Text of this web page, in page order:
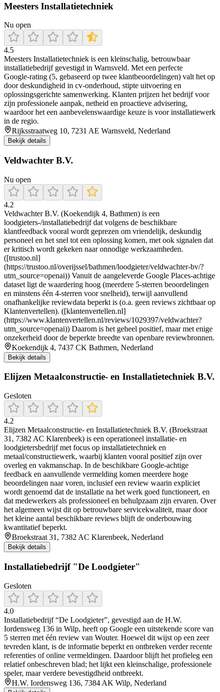
Meesters Installatietechniek
Nu open
4.5
Meesters Installatietechniek is een kleinschalig, betrouwbaar
installatiebedrijf gevestigd in Warnsveld. Met een perfecte
Google‑rating (5, gebaseerd op twee klantbeoordelingen) valt het op
door deskundigheid in cv‑onderhoud, stipte uitvoering en
oplossingsgerichte samenwerking. Klanten prijzen het bedrijf voor
zijn professionele aanpak, netheid en proactieve advisering,
waardoor het een aanbevelenswaardige keuze is voor installatiewerk
in de regio.
Rijksstraatweg 10, 7231 AE Warnsveld, Nederland
Bekijk details
Veldwachter B.V.
Nu open
4.2
Veldwachter B.V. (Koekendijk 4, Bathmen) is een
loodgieters-/installatiebedrijf dat volgens de beschikbare
klantfeedback vooral wordt geprezen om vriendelijk, deskundig
personeel en het snel tot een oplossing komen, met ook signalen dat
er kritisch wordt gekeken naar onnodige werkzaamheden.
([trustoo.nl]
(https://trustoo.nl/overijssel/bathmen/loodgieter/veldwachter-bv/?
utm_source=openai)) Vanuit de aangeleverde Google Places-achtige
dataset ligt de waardering hoog (meerdere 5-sterren beoordelingen
en minstens één 4-sterren voor snelheid), terwijl aanvullend
onafhankelijke reviewdata beperkt is (o.a. geen reviews zichtbaar op
Klantenvertellen). ([klantenvertellen.nl]
(https://www.klantenvertellen.nl/reviews/1029397/veldwachter?
utm_source=openai)) Daarom is het geheel positief, maar met enige
onzekerheid door de beperkte breedte van openbare reviewbronnen.
Koekendijk 4, 7437 CK Bathmen, Nederland
Bekijk details
Elijzen Metaalconstructie- en Installatietechniek B.V.
Gesloten
4.2
Elijzen Metaalconstructie- en Installatietechniek B.V. (Broekstraat
31, 7382 AC Klarenbeek) is een operationeel installatie- en
loodgietersbedrijf met focus op installatietechniek en
metaal/constructiewerk, waarbij klanten vooral positief zijn over
overleg en vakmanschap. In de beschikbare Google-achtige
feedback en aanvullende vermelding komen meerdere hoge
beoordelingen naar voren, inclusief een review waarin expliciet
wordt genoemd dat de installatie na het werk goed functioneert, en
dat medewerkers als professioneel en behulpzaam zijn ervaren. Over
het algemeen wijst dit op betrouwbare servicekwaliteit, maar door
het kleine aantal beschikbare reviews blijft de onderbouwing
kwantitatief beperkt.
Broekstraat 31, 7382 AC Klarenbeek, Nederland
Bekijk details
Installatiebedrijf "De Loodgieter"
Gesloten
4.0
Installatiebedrijf “De Loodgieter”, gevestigd aan de H.W.
Iordensweg 136 in Wilp, heeft op Google een uitstekende score van
5 sterren met één review van Wouter. Hoewel dit wijst op een zeer
tevreden klant, is de informatie beperkt en ontbreken verder recente
referenties of online vermeldingen. Daardoor blijft het profieleg een
relatief onbeschreven blad; het lijkt een kleinschalige, professionele
speler, maar verdere bevestigdheid ontbreekt.
H.W. Iordensweg 136, 7384 AK Wilp, Nederland